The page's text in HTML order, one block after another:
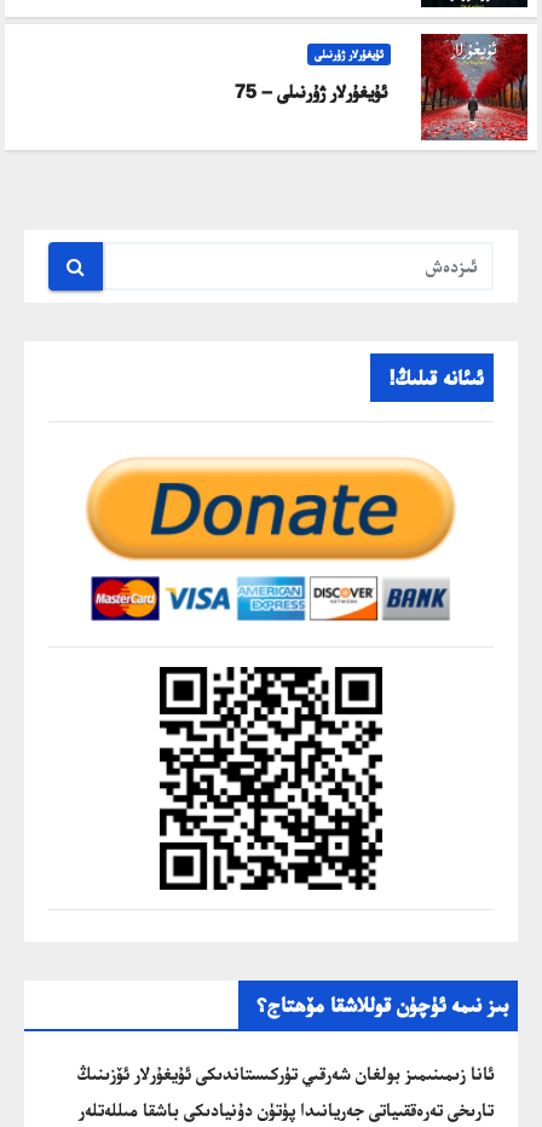
ئۇيغۇرلار ژۇرنىلى
ئۇيغۇرلار ژۇرنىلى – 75
ئىئانە قىلىڭ!
بىز نىمە ئۈچۈن قوللاشقا مۆھتاج؟
ئانا زىمىنىمىز بولغان شەرقىي تۈركىستاندىكى ئۇيغۇرلار ئۆزىنىڭ
تارىخى تەرەققىياتى جەريانىدا پۈتۈن دۇنيادىكى باشقا مىللەتلەر